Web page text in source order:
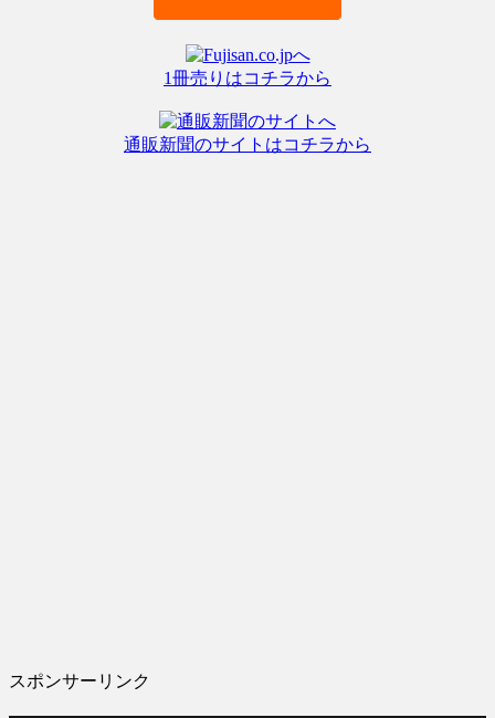
1冊売りはコチラから
通販新聞のサイトはコチラから
スポンサーリンク